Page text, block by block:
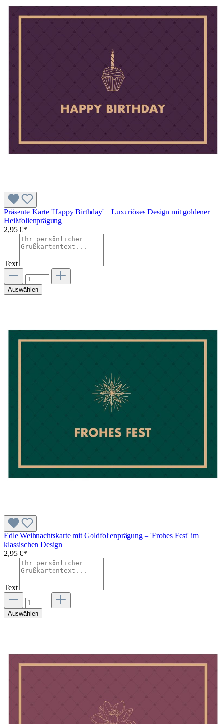
Präsente-Karte 'Happy Birthday' – Luxuriöses Design mit goldener
Heißfolienprägung
2,95 €*
Text
Auswählen
Edle Weihnachtskarte mit Goldfolienprägung – 'Frohes Fest' im
klassischen Design
2,95 €*
Text
Auswählen